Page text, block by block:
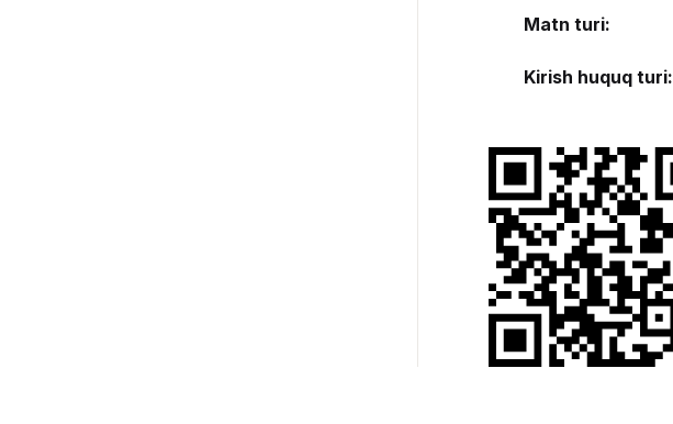
Matn turi:
Kirish huquq turi: